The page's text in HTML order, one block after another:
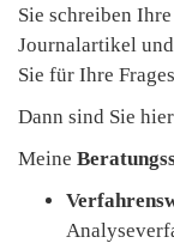
Sie schreiben
Journalartikel
Sie für Ihre
Dann sind Sie
Meine